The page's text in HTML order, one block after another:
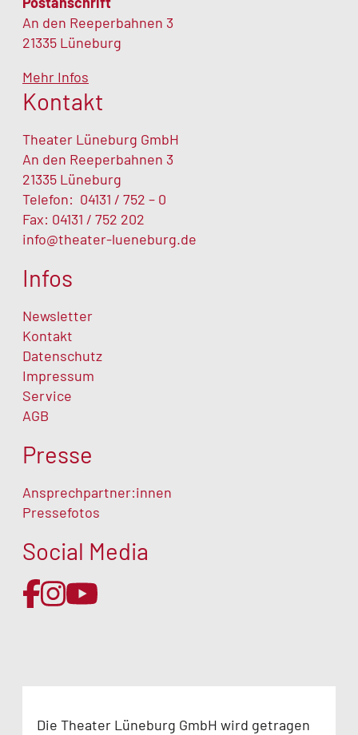
An den Reeperbahnen 3
21335 Lüneburg
Mehr Infos
Kontakt
Theater Lüneburg GmbH
An den Reeperbahnen 3
21335 Lüneburg
Telefon: 04131 / 752 – 0
Fax: 04131 / 752 202
info@theater-lueneburg.de
Infos
Newsletter
Kontakt
Datenschutz
Impressum
Service
AGB
Presse
Ansprechpartner:innen
Pressefotos
Social Media
Die Theater Lüneburg GmbH wird getragen